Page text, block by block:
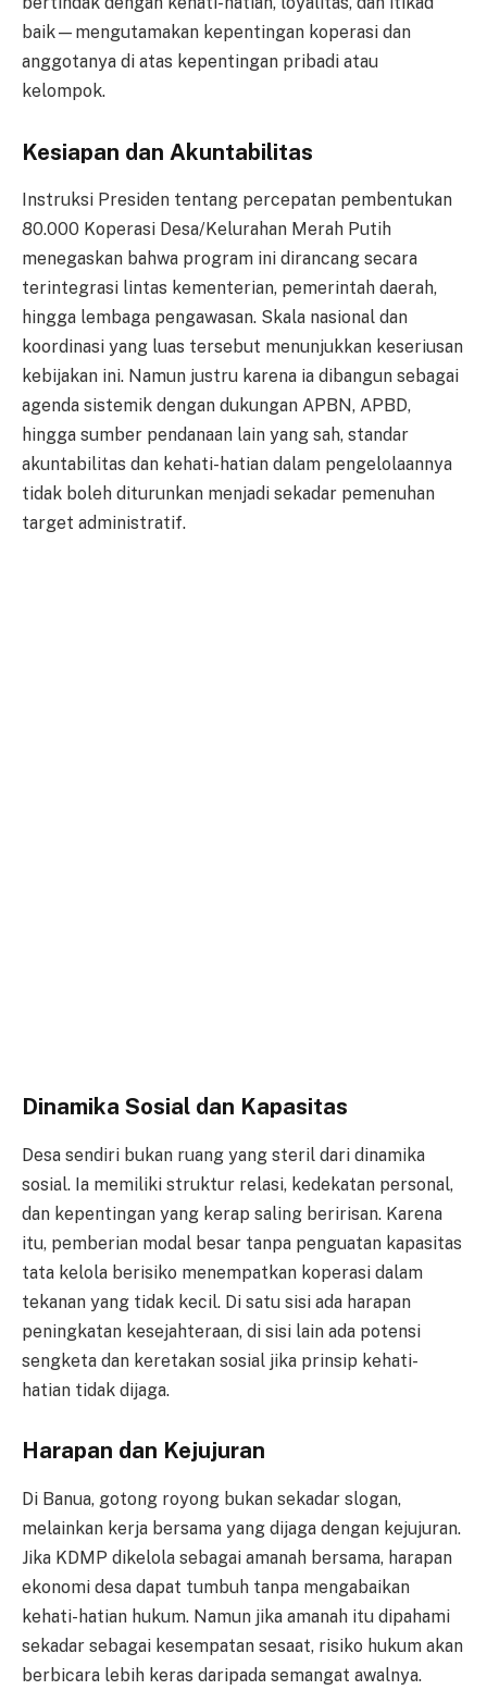
baik—mengutamakan kepentingan koperasi dan
anggotanya di atas kepentingan pribadi atau
kelompok.
Kesiapan dan Akuntabilitas
Instruksi Presiden tentang percepatan pembentukan
80.000 Koperasi Desa/Kelurahan Merah Putih
menegaskan bahwa program ini dirancang secara
terintegrasi lintas kementerian, pemerintah daerah,
hingga lembaga pengawasan. Skala nasional dan
koordinasi yang luas tersebut menunjukkan keseriusan
kebijakan ini. Namun justru karena ia dibangun sebagai
agenda sistemik dengan dukungan APBN, APBD,
hingga sumber pendanaan lain yang sah, standar
akuntabilitas dan kehati-hatian dalam pengelolaannya
tidak boleh diturunkan menjadi sekadar pemenuhan
target administratif.
Dinamika Sosial dan Kapasitas
Desa sendiri bukan ruang yang steril dari dinamika
sosial. Ia memiliki struktur relasi, kedekatan personal,
dan kepentingan yang kerap saling beririsan. Karena
itu, pemberian modal besar tanpa penguatan kapasitas
tata kelola berisiko menempatkan koperasi dalam
tekanan yang tidak kecil. Di satu sisi ada harapan
peningkatan kesejahteraan, di sisi lain ada potensi
sengketa dan keretakan sosial jika prinsip kehati-
hatian tidak dijaga.
Harapan dan Kejujuran
Di Banua, gotong royong bukan sekadar slogan,
melainkan kerja bersama yang dijaga dengan kejujuran.
Jika KDMP dikelola sebagai amanah bersama, harapan
ekonomi desa dapat tumbuh tanpa mengabaikan
kehati-hatian hukum. Namun jika amanah itu dipahami
sekadar sebagai kesempatan sesaat, risiko hukum akan
berbicara lebih keras daripada semangat awalnya.